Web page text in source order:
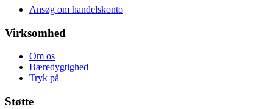
Ansøg om handelskonto
Virksomhed
Om os
Bæredygtighed
Tryk på
Støtte